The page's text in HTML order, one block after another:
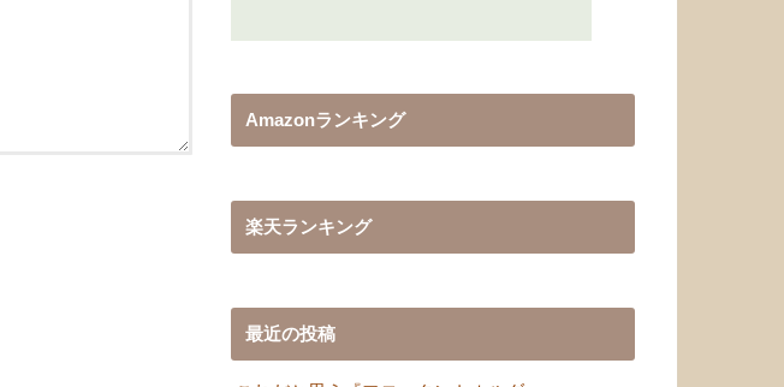
Amazonランキング
楽天ランキング
最近の投稿